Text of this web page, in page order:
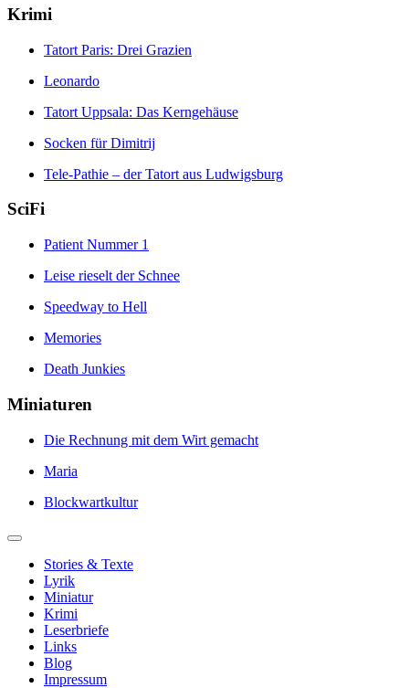
Krimi
Tatort Paris: Drei Grazien
Leonardo
Tatort Uppsala: Das Kerngehäuse
Socken für Dimitrij
Tele-Pathie – der Tatort aus Ludwigsburg
SciFi
Patient Nummer 1
Leise rieselt der Schnee
Speedway to Hell
Memories
Death Junkies
Miniaturen
Die Rechnung mit dem Wirt gemacht
Maria
Blockwartkultur
Stories & Texte
Lyrik
Miniatur
Krimi
Leserbriefe
Links
Blog
Impressum